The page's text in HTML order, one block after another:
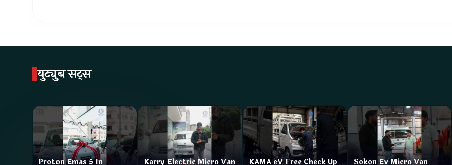
युट्युब सट्स
Proton Emas 5 In Karry Electric Micro Van KAMA eV Free Check Up Sokon Ev Micro Van